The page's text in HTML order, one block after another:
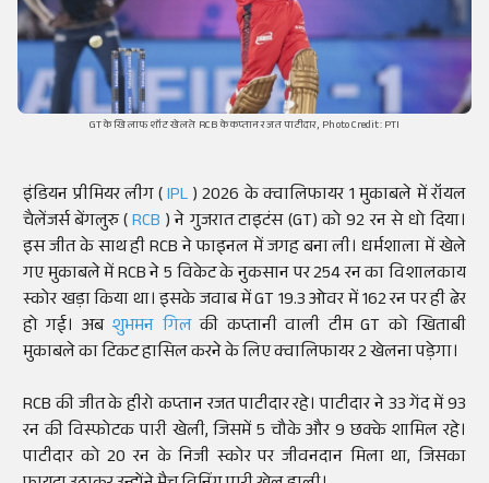
GT के खिलाफ शॉट खेलते RCB के कप्तान रजत पाटीदार, Photo Credit: PTI
इंडियन प्रीमियर लीग (IPL) 2026 के क्वालिफायर 1 मुकाबले में रॉयल
चैलेंजर्स बेंगलुरु (RCB ) ने गुजरात टाइटंस (GT) को 92 रन से धो दिया।
इस जीत के साथ ही RCB ने फाइनल में जगह बना ली। धर्मशाला में खेले
गए मुकाबले में RCB ने 5 विकेट के नुकसान पर 254 रन का विशालकाय
स्कोर खड़ा किया था। इसके जवाब में GT 19.3 ओवर में 162 रन पर ही ढेर
हो गई। अब शुभमन गिलकी कप्तानी वाली टीम GT को खिताबी
मुकाबले का टिकट हासिल करने के लिए क्वालिफायर 2 खेलना पड़ेगा।
RCB की जीत के हीरो कप्तान रजत पाटीदार रहे। पाटीदार ने 33 गेंद में 93
रन की विस्फोटक पारी खेली, जिसमें 5 चौके और 9 छक्के शामिल रहे।
पाटीदार को 20 रन के निजी स्कोर पर जीवनदान मिला था, जिसका